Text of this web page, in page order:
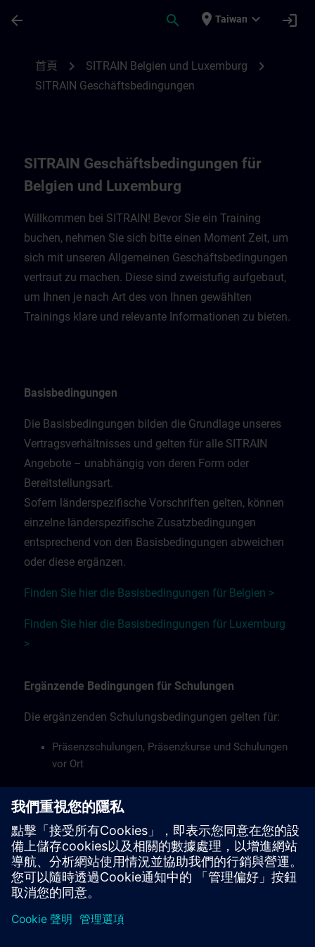
arrow_back search place Taiwan expand_more login
首頁 chevron_right SITRAIN Belgien und Luxemburg chevron_right
SITRAIN Geschäftsbedingungen
SITRAIN Geschäftsbedingungen für
Belgien und Luxemburg
Willkommen bei SITRAIN! Bevor Sie ein Training
buchen, nehmen Sie sich bitte einen Moment Zeit, um
sich mit unseren Allgemeinen Geschäftsbedingungen
vertraut zu machen. Diese sind zweistufig aufgebaut,
um Ihnen je nach Art des von Ihnen gewählten
Trainings klare und relevante Informationen zu bieten.
Basisbedingungen
Die Basisbedingungen bilden die Grundlage unseres
Vertragsverhältnisses und gelten für alle SITRAIN
Angebote – unabhängig von deren Form oder
Bereitstellungsart.
Sofern länderspezifische Vorschriften gelten, können
einzelne länderspezifische Zusatzbedingungen
entsprechend von den Basisbedingungen abweichen
oder diese ergänzen.
Finden Sie hier die Basisbedingungen für Belgien >
Finden Sie hier die Basisbedingungen für Luxemburg
>
Ergänzende Bedingungen für Schulungen
Die ergänzenden Schulungsbedingungen gelten für:
Präsenzschulungen, Präsenzkurse und Schulungen
vor Ort
Die ergänzenden Schulungsbedingungen finden Sie
hier >